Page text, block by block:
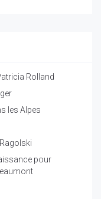
Rolland
les Alpes
pour